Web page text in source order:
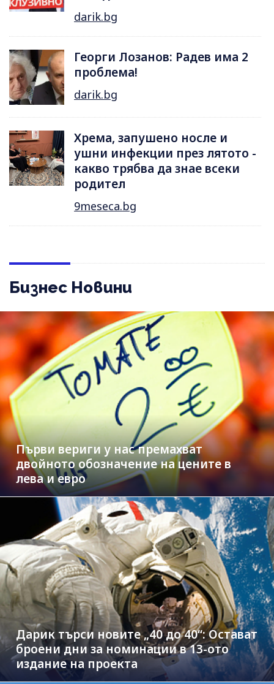
darik.bg
Георги Лозанов: Радев има 2
проблема!
darik.bg
Хрема, запушено носле и
ушни инфекции през лятотo -
какво трябва да знае всеки
родител
9meseca.bg
Бизнес Новини
Първи вериги у нас премахват
двойното обозначение на цените в
лева и евро
Дарик търси новите „40 до 40“: Остават
броени дни за номинации в 13-ото
издание на проекта